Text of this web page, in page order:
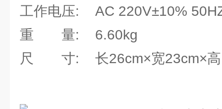
工作电压: AC 220V±10%
重 量: 6.60kg
尺 寸: 长26cm×宽23cm×高